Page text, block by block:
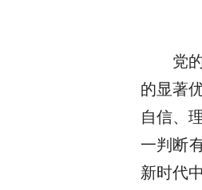
党
的显著
自信、
一判断
新时代